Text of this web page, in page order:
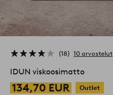
18 10 arvostelut
IDUN viskoosimatto
134,70 EUR
Outlet